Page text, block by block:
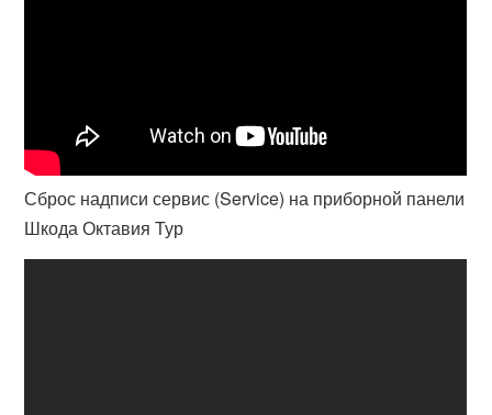
Сброс надписи сервис (Service) на приборной панели
Шкода Октавия Тур